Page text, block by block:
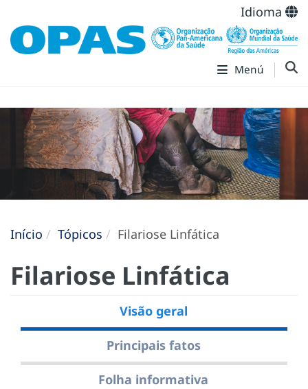
Idioma
Menú
Início Tópicos Filariose Linfática
Filariose Linfática
Visão geral
Principais fatos
Folha informativa